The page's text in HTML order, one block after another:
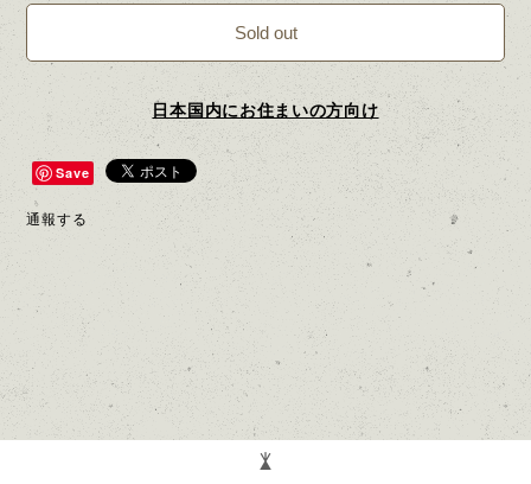
Sold out
日本国内にお住まいの方向け
Save
通報する